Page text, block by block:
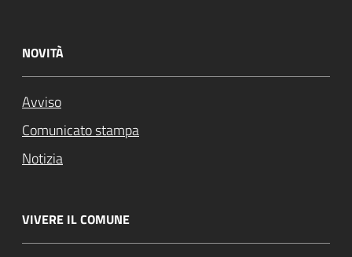
NOVITÀ
Avviso
Comunicato stampa
Notizia
VIVERE IL COMUNE